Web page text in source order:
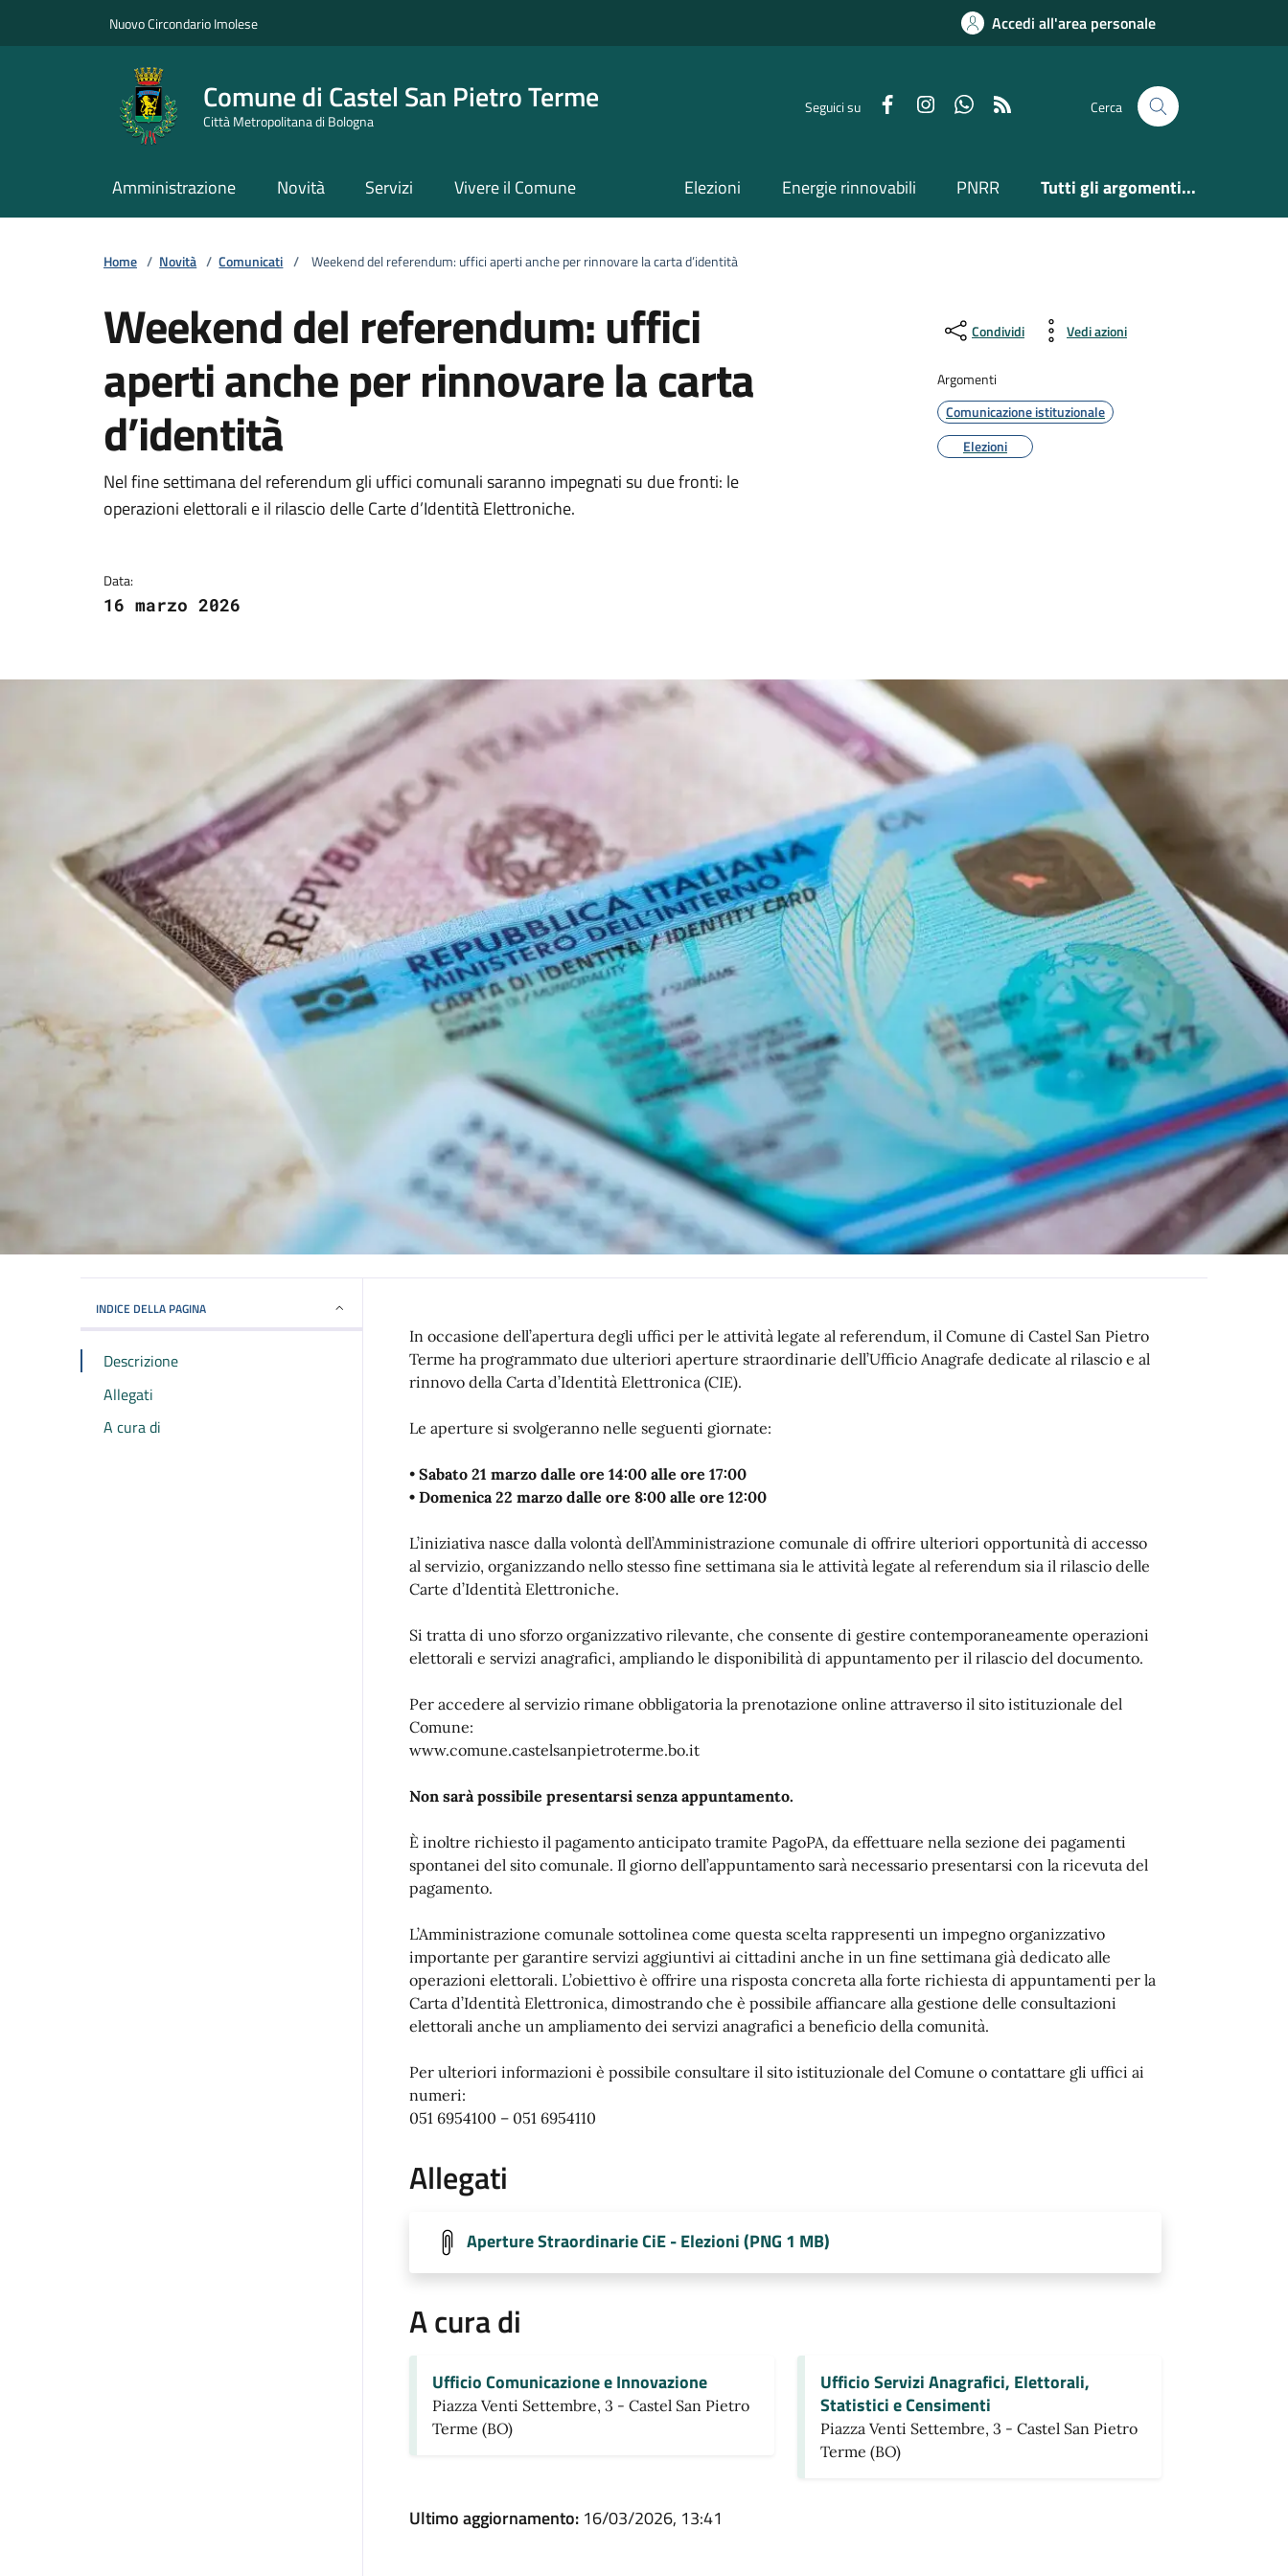
Nuovo Circondario Imolese Accedi all'area personale
Comune di Castel San Pietro Terme
Città Metropolitana di Bologna
Seguici su FacebookInstagramWhatsapp Cerca
Amministrazione Novità Servizi Vivere il Comune Elezioni Energie rinnovabili PNRR Tutti gli argomenti...
Home / Novità / Comunicati / Weekend del referendum: uffici aperti anche per rinnovare la carta d’identità
Weekend del referendum: uffici
aperti anche per rinnovare la carta
d’identità
Dettagli della notizia
Nel fine settimana del referendum gli uffici comunali saranno impegnati su due fronti: le
operazioni elettorali e il rilascio delle Carte d’Identità Elettroniche.
Data:
16 marzo 2026
Condividi Vedi azioni
Argomenti
Comunicazione istituzionale
Elezioni
INDICE DELLA PAGINA
Descrizione
Allegati
A cura di
In occasione dell’apertura degli uffici per le attività legate al referendum, il Comune di Castel San Pietro
Terme ha programmato due ulteriori aperture straordinarie dell’Ufficio Anagrafe dedicate al rilascio e al
rinnovo della Carta d’Identità Elettronica (CIE).
Le aperture si svolgeranno nelle seguenti giornate:
• Sabato 21 marzo dalle ore 14:00 alle ore 17:00
• Domenica 22 marzo dalle ore 8:00 alle ore 12:00
L’iniziativa nasce dalla volontà dell’Amministrazione comunale di offrire ulteriori opportunità di accesso
al servizio, organizzando nello stesso fine settimana sia le attività legate al referendum sia il rilascio delle
Carte d’Identità Elettroniche.
Si tratta di uno sforzo organizzativo rilevante, che consente di gestire contemporaneamente operazioni
elettorali e servizi anagrafici, ampliando le disponibilità di appuntamento per il rilascio del documento.
Per accedere al servizio rimane obbligatoria la prenotazione online attraverso il sito istituzionale del
Comune:
www.comune.castelsanpietroterme.bo.it
Non sarà possibile presentarsi senza appuntamento.
È inoltre richiesto il pagamento anticipato tramite PagoPA, da effettuare nella sezione dei pagamenti
spontanei del sito comunale. Il giorno dell’appuntamento sarà necessario presentarsi con la ricevuta del
pagamento.
L’Amministrazione comunale sottolinea come questa scelta rappresenti un impegno organizzativo
importante per garantire servizi aggiuntivi ai cittadini anche in un fine settimana già dedicato alle
operazioni elettorali. L’obiettivo è offrire una risposta concreta alla forte richiesta di appuntamenti per la
Carta d’Identità Elettronica, dimostrando che è possibile affiancare alla gestione delle consultazioni
elettorali anche un ampliamento dei servizi anagrafici a beneficio della comunità.
Per ulteriori informazioni è possibile consultare il sito istituzionale del Comune o contattare gli uffici ai
numeri:
051 6954100 – 051 6954110
Allegati
Aperture Straordinarie CiE - Elezioni (PNG 1 MB)
A cura di
Ufficio Comunicazione e Innovazione
Piazza Venti Settembre, 3 - Castel San Pietro
Terme (BO)
Ufficio Servizi Anagrafici, Elettorali,
Statistici e Censimenti
Piazza Venti Settembre, 3 - Castel San Pietro
Terme (BO)
Ultimo aggiornamento: 16/03/2026, 13:41